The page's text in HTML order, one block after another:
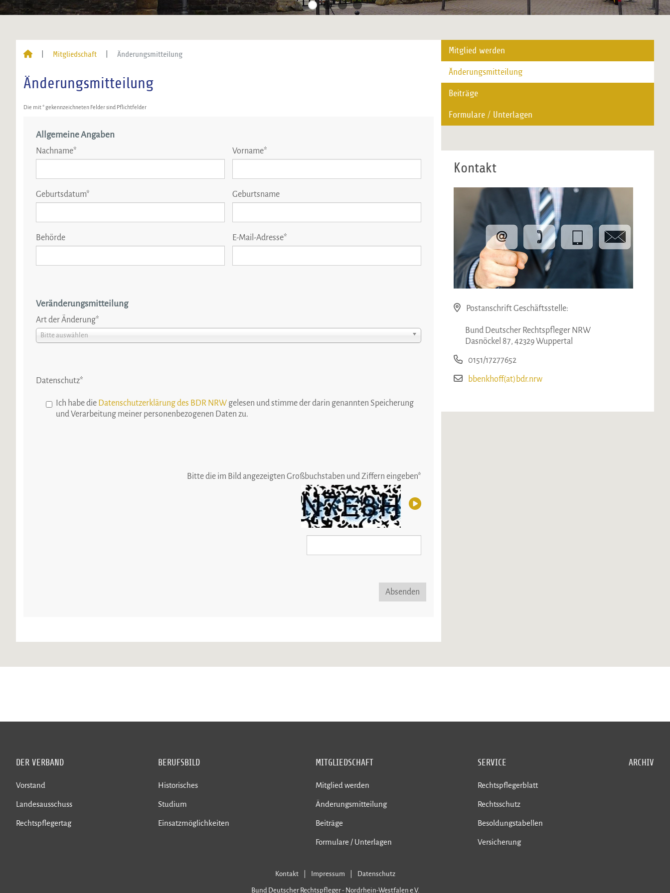
Mitgliedschaft Änderungsmitteilung
Änderungsmitteilung
Die mit * gekennzeichneten Felder sind Pflichtfelder
Allgemeine Angaben
Nachname* Vorname*
Geburtsdatum* Geburtsname
Behörde E-Mail-Adresse*
Veränderungsmitteilung
Art der Änderung*
Bitte auswählen
Datenschutz*
Ich habe die Datenschutzerklärung des BDR NRW gelesen und stimme der darin genannten Speicherung
und Verarbeitung meiner personenbezogenen Daten zu.
Bitte die im Bild angezeigten Großbuchstaben und Ziffern eingeben*
Absenden
Mitglied werden
Änderungsmitteilung
Beiträge
Formulare / Unterlagen
Kontakt
Postanschrift Geschäftsstelle:
Bund Deutscher Rechtspfleger NRW
Dasnöckel 87, 42329 Wuppertal
0151/17277652
bbenkhoff(at)bdr.nrw
DER VERBAND
Vorstand
Landesausschuss
Rechtspflegertag
BERUFSBILD
Historisches
Studium
Einsatzmöglichkeiten
MITGLIEDSCHAFT
Mitglied werden
Änderungsmitteilung
Beiträge
Formulare / Unterlagen
SERVICE
Rechtspflegerblatt
Rechtsschutz
Besoldungstabellen
Versicherung
ARCHIV
Kontakt Impressum Datenschutz
Bund Deutscher Rechtspfleger - Nordrhein-Westfalen e.V.